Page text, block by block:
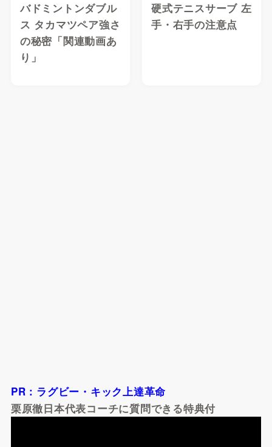
バドミントンダブル
ス タカマツペア強さ
の秘密「関連動画あ
り」
硬式テニスサーブ 左
手・右手の注意点
PR：ラグビー・キック上達革命
栗原徹日本代表コーチに質問できる特典付